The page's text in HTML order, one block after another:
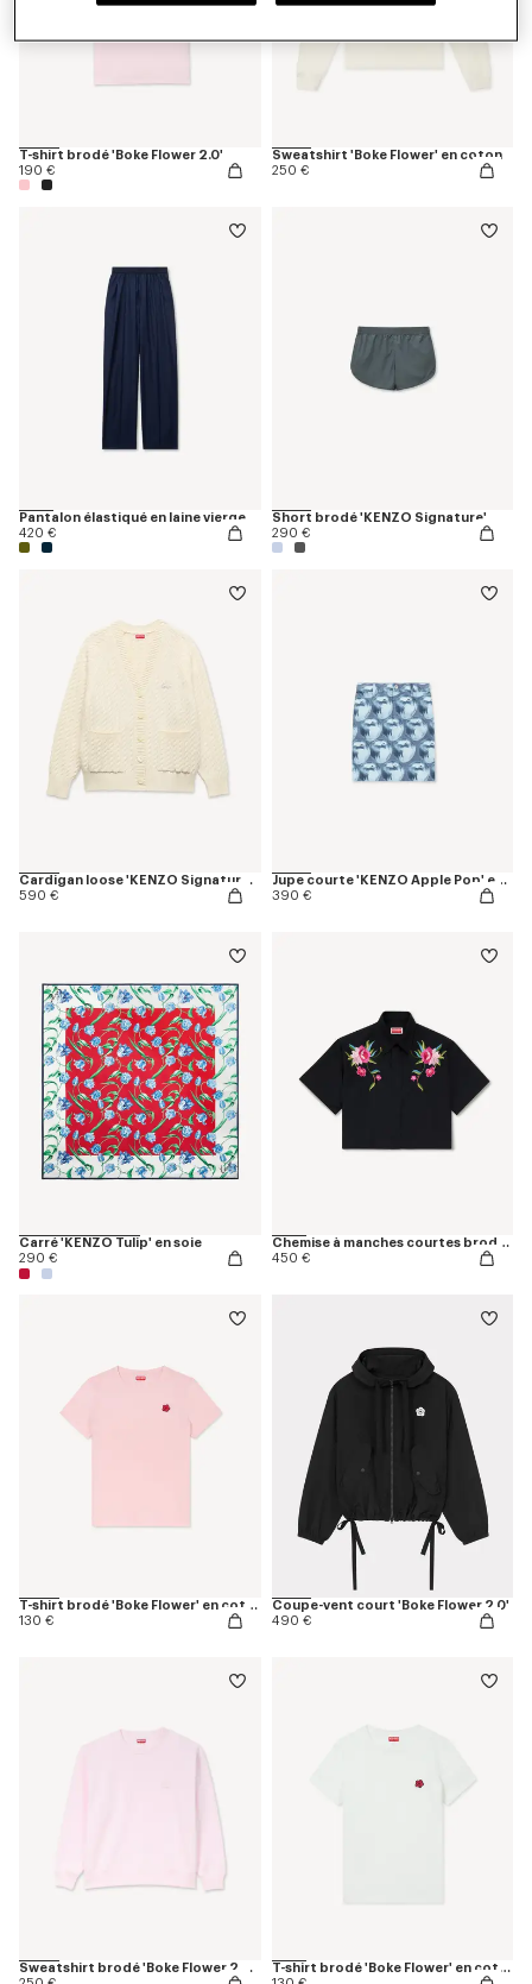
T-shirt brodé 'Boke Flower 2.0'
190 €
Sweatshirt 'Boke Flower' en coton
250 €
Pantalon élastiqué en laine vierge
420 €
Short brodé 'KENZO Signature'
290 €
Cardigan loose 'KENZO Signature' en laine et coton
590 €
Jupe courte 'KENZO Apple Pop' en denim japonais
390 €
Carré 'KENZO Tulip' en soie
290 €
Chemise à manches courtes brodée 'KENZO Wildflower' en popeline de coton
450 €
T-shirt brodé 'Boke Flower' en coton
130 €
Coupe-vent court 'Boke Flower 2.0'
490 €
Sweatshirt brodé 'Boke Flower 2.0' en coton
T-shirt brodé 'Boke Flower' en coton